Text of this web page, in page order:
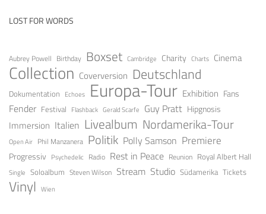
LOST FOR WORDS
Aubrey Powell Birthday Boxset Cambridge Charity Charts Cinema
Collection Coverversion Deutschland
Dokumentation Echoes Europa-Tour Exhibition Fans
Fender Festival Flashback Gerald Scarfe Guy Pratt Hipgnosis
Immersion Italien Livealbum Nordamerika-Tour
Open Air Phil Manzanera Politik Polly Samson Premiere
Progressiv Psychedelic Radio Rest in Peace Reunion Royal Albert Hall
Single Soloalbum Steven Wilson Stream Studio Südamerika Tickets
Vinyl Wien